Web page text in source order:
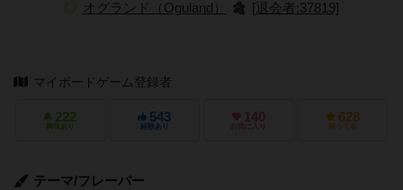
オグランド（Oguland） [退会者:37819]
マイボードゲーム登録者
222
興味あり
543
経験あり
140
お気に入り
628
持ってる
テーマ/フレーバー